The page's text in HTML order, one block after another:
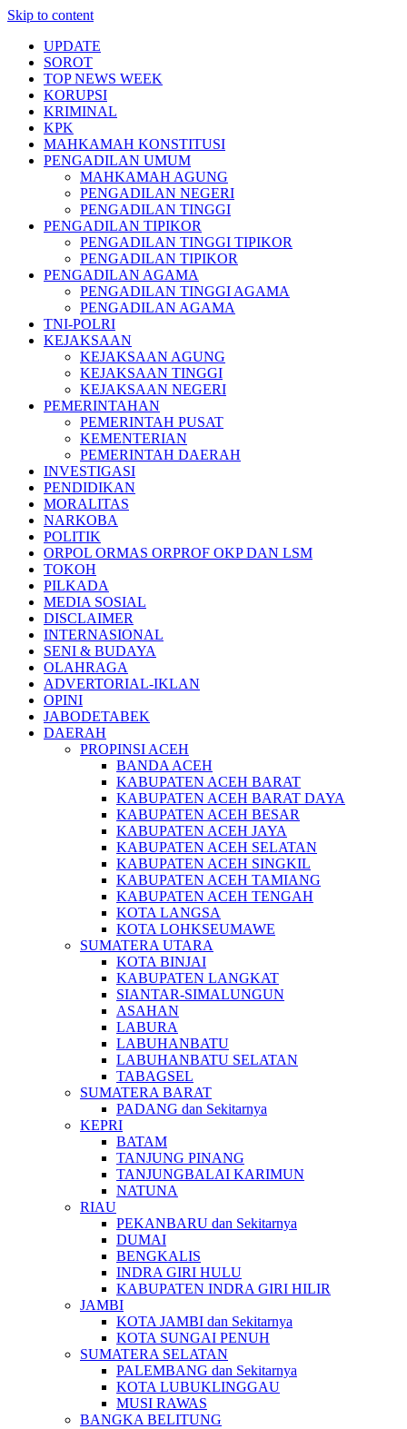
Skip to content
UPDATE
SOROT
TOP NEWS WEEK
KORUPSI
KRIMINAL
KPK
MAHKAMAH KONSTITUSI
PENGADILAN UMUM
MAHKAMAH AGUNG
PENGADILAN NEGERI
PENGADILAN TINGGI
PENGADILAN TIPIKOR
PENGADILAN TINGGI TIPIKOR
PENGADILAN TIPIKOR
PENGADILAN AGAMA
PENGADILAN TINGGI AGAMA
PENGADILAN AGAMA
TNI-POLRI
KEJAKSAAN
KEJAKSAAN AGUNG
KEJAKSAAN TINGGI
KEJAKSAAN NEGERI
PEMERINTAHAN
PEMERINTAH PUSAT
KEMENTERIAN
PEMERINTAH DAERAH
INVESTIGASI
PENDIDIKAN
MORALITAS
NARKOBA
POLITIK
ORPOL ORMAS ORPROF OKP DAN LSM
TOKOH
PILKADA
MEDIA SOSIAL
DISCLAIMER
INTERNASIONAL
SENI & BUDAYA
OLAHRAGA
ADVERTORIAL-IKLAN
OPINI
JABODETABEK
DAERAH
PROPINSI ACEH
BANDA ACEH
KABUPATEN ACEH BARAT
KABUPATEN ACEH BARAT DAYA
KABUPATEN ACEH BESAR
KABUPATEN ACEH JAYA
KABUPATEN ACEH SELATAN
KABUPATEN ACEH SINGKIL
KABUPATEN ACEH TAMIANG
KABUPATEN ACEH TENGAH
KOTA LANGSA
KOTA LOHKSEUMAWE
SUMATERA UTARA
KOTA BINJAI
KABUPATEN LANGKAT
SIANTAR-SIMALUNGUN
ASAHAN
LABURA
LABUHANBATU
LABUHANBATU SELATAN
TABAGSEL
SUMATERA BARAT
PADANG dan Sekitarnya
KEPRI
BATAM
TANJUNG PINANG
TANJUNGBALAI KARIMUN
NATUNA
RIAU
PEKANBARU dan Sekitarnya
DUMAI
BENGKALIS
INDRA GIRI HULU
KABUPATEN INDRA GIRI HILIR
JAMBI
KOTA JAMBI dan Sekitarnya
KOTA SUNGAI PENUH
SUMATERA SELATAN
PALEMBANG dan Sekitarnya
KOTA LUBUKLINGGAU
MUSI RAWAS
BANGKA BELITUNG